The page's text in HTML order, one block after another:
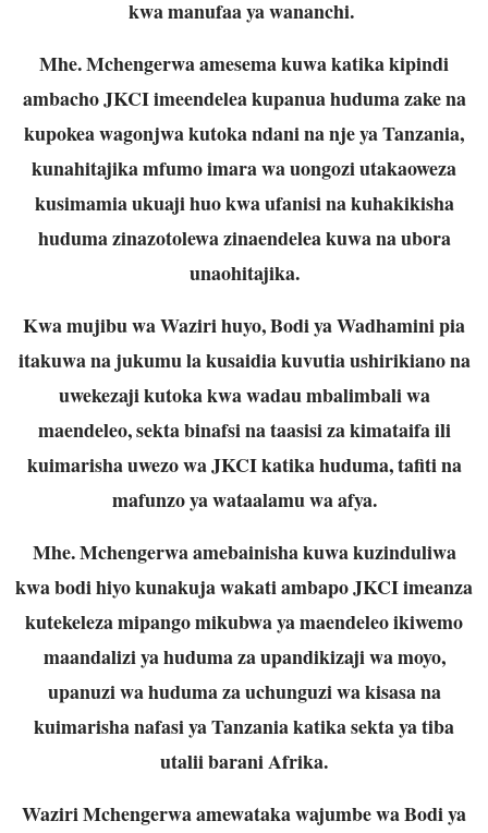
kwa manufaa ya wananchi.
Mhe. Mchengerwa amesema kuwa katika kipindi
ambacho JKCI imeendelea kupanua huduma zake na
kupokea wagonjwa kutoka ndani na nje ya Tanzania,
kunahitajika mfumo imara wa uongozi utakaoweza
kusimamia ukuaji huo kwa ufanisi na kuhakikisha
huduma zinazotolewa zinaendelea kuwa na ubora
unaohitajika.
Kwa mujibu wa Waziri huyo, Bodi ya Wadhamini pia
itakuwa na jukumu la kusaidia kuvutia ushirikiano na
uwekezaji kutoka kwa wadau mbalimbali wa
maendeleo, sekta binafsi na taasisi za kimataifa ili
kuimarisha uwezo wa JKCI katika huduma, tafiti na
mafunzo ya wataalamu wa afya.
Mhe. Mchengerwa amebainisha kuwa kuzinduliwa
kwa bodi hiyo kunakuja wakati ambapo JKCI imeanza
kutekeleza mipango mikubwa ya maendeleo ikiwemo
maandalizi ya huduma za upandikizaji wa moyo,
upanuzi wa huduma za uchunguzi wa kisasa na
kuimarisha nafasi ya Tanzania katika sekta ya tiba
utalii barani Afrika.
Waziri Mchengerwa amewataka wajumbe wa Bodi ya